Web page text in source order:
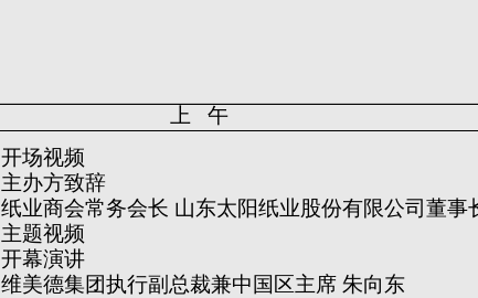
上 午
开场视频
主办方致辞
纸业商会常务会长 山东太阳纸业股份有限公司董事
主题视频
开幕演讲
维美德集团执行副总裁兼中国区主席 朱向东